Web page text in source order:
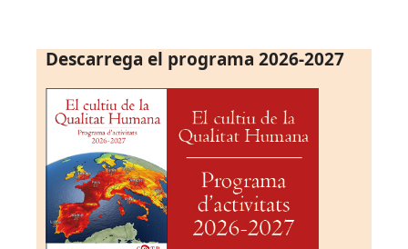
Descarrega el programa 2026-2027